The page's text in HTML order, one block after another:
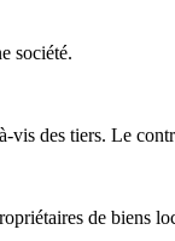
société.
vis des tiers. Le
de biens